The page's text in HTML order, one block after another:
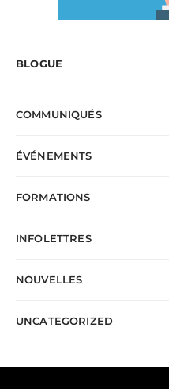
BLOGUE
COMMUNIQUÉS
ÉVÉNEMENTS
FORMATIONS
INFOLETTRES
NOUVELLES
UNCATEGORIZED